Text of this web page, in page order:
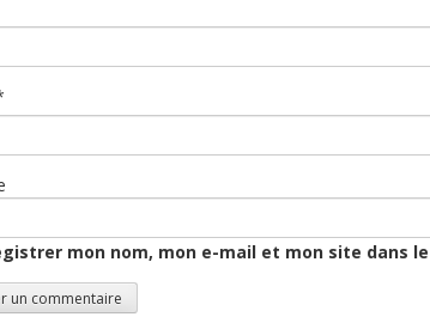
mon nom, mon e-mail et mon site dans